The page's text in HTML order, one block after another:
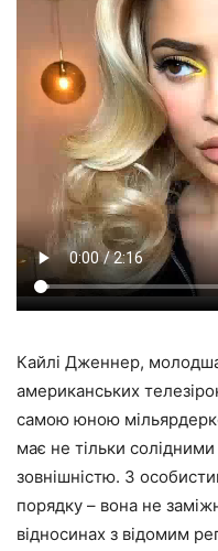
Кайлі Дженнер, молодша
американських
самою юною
має не тільки
зовнішністю. З
порядку – вона не
відносинах з відомим